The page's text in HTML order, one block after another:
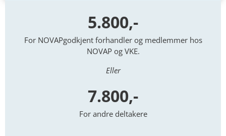
5.800,-
For NOVAPgodkjent forhandler og medlemmer hos
NOVAP og VKE.
Eller
7.800,-
For andre deltakere